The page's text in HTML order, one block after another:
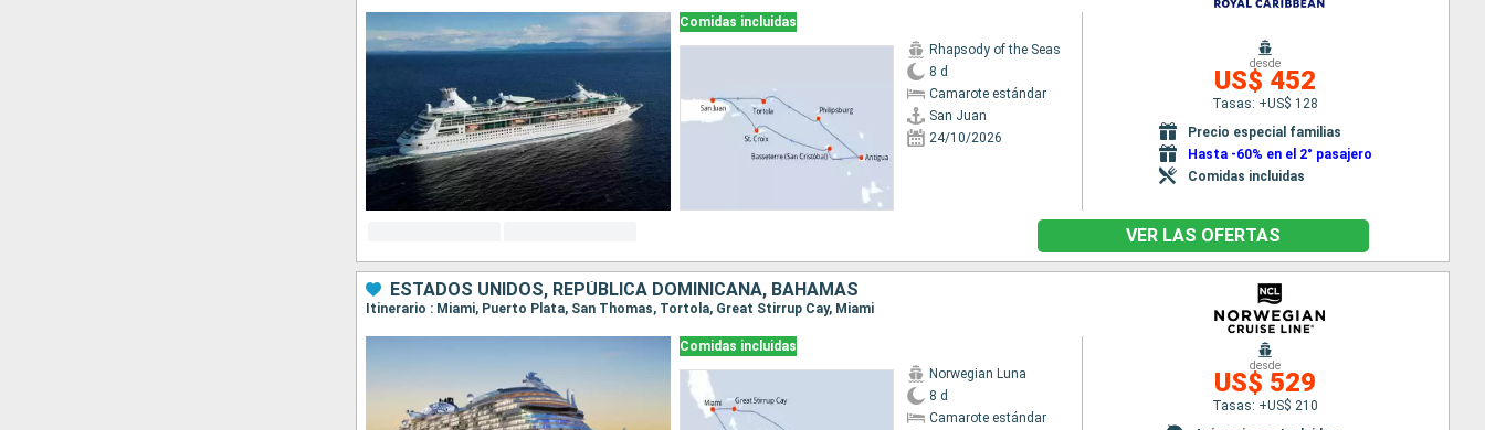
Comidas incluidas
Rhapsody of the Seas
8 d
Camarote estándar
San Juan
24/10/2026
desde
US$ 452
Tasas: +US$ 128
Precio especial familias
Hasta -60% en el 2° pasajero
Comidas incluidas
VER LAS OFERTAS
ESTADOS UNIDOS, REPÚBLICA DOMINICANA, BAHAMAS
Itinerario : Miami, Puerto Plata, San Thomas, Tortola, Great Stirrup Cay, Miami
Comidas incluidas
Norwegian Luna
8 d
Camarote estándar
desde
US$ 529
Tasas: +US$ 210